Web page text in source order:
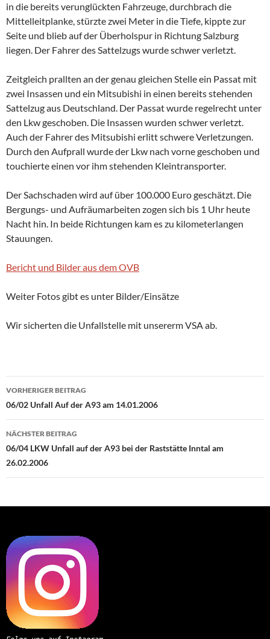
in die bereits verunglückten Fahrzeuge, durchbrach die
Mittelleitplanke, stürzte zwei Meter in die Tiefe, kippte zur
Seite und blieb auf der Überholspur in Richtung Salzburg
liegen. Der Fahrer des Sattelzugs wurde schwer verletzt.
Zeitgleich prallten an der genau gleichen Stelle ein Passat mit
zwei Insassen und ein Mitsubishi in einen bereits stehenden
Sattelzug aus Deutschland. Der Passat wurde regelrecht unter
den Lkw geschoben. Die Insassen wurden schwer verletzt.
Auch der Fahrer des Mitsubishi erlitt schwere Verletzungen.
Durch den Aufprall wurde der Lkw nach vorne geschoben und
touchierte einen vor ihm stehenden Kleintransporter.
Der Sachschaden wird auf über 100.000 Euro geschätzt. Die
Bergungs- und Aufräumarbeiten zogen sich bis 1 Uhr heute
Nacht hin. In beide Richtungen kam es zu kilometerlangen
Stauungen.
Bericht und Bilder aus dem OVB
Weiter Fotos gibt es unter Bilder/Einsätze
Wir sicherten die Unfallstelle mit unsererm VSA ab.
Beitragsnavigation
VORHERIGER BEITRAG
06/02 Unfall Auf der A93 am 14.01.2006
NÄCHSTER BEITRAG
06/04 LKW Unfall auf der A93 bei der Raststätte Inntal am
26.02.2006